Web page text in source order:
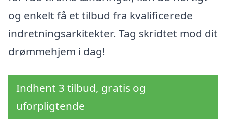
og enkelt få et tilbud fra kvalificerede
indretningsarkitekter. Tag skridtet mod dit
drømmehjem i dag!
Indhent 3 tilbud, gratis og
uforpligtende